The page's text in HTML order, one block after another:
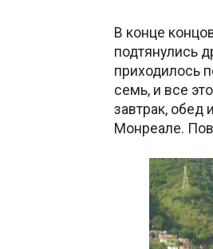
В конце
подтянулись
приходилось
семь, и все
завтрак, обед
Монреале.